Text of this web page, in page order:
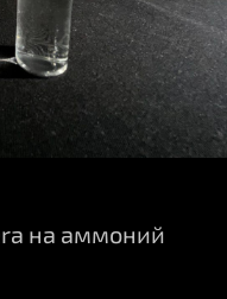
на аммоний